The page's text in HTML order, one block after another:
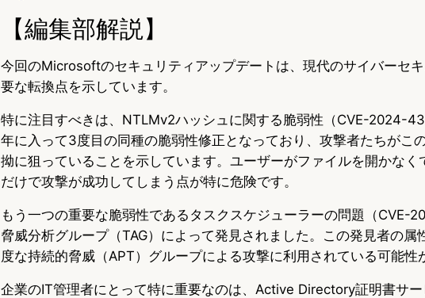
【編集部解説】
今回のMicrosoftのセキュリティアップデートは、現代のサイバーセ
要な転換点を示しています。
特に注目すべきは、NTLMv2ハッシュに関する脆弱性（CVE-2024-
年に入って3度目の同種の脆弱性修正となっており、攻撃者たちがこ
拗に狙っていることを示しています。ユーザーがファイルを開かなく
だけで攻撃が成功してしまう点が特に危険です。
もう一つの重要な脆弱性であるタスクスケジューラーの問題（CVE-
脅威分析グループ（TAG）によって発見されました。この発見者の属
度な持続的脅威（APT）グループによる攻撃に利用されている可能性
企業のIT管理者にとって特に重要なのは、Active Directory証明書サ